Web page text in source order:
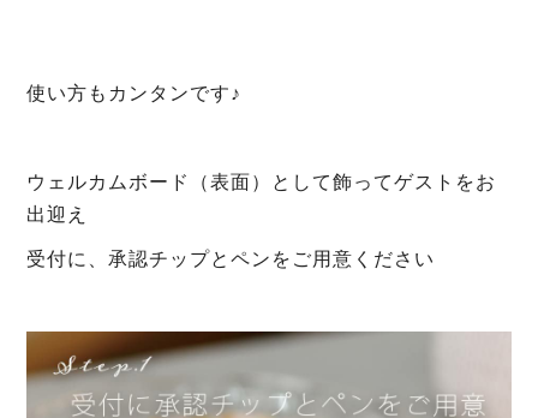
使い方もカンタンです♪
ウェルカムボード（表面）として飾ってゲストをお
出迎え
受付に、承認チップとペンをご用意ください